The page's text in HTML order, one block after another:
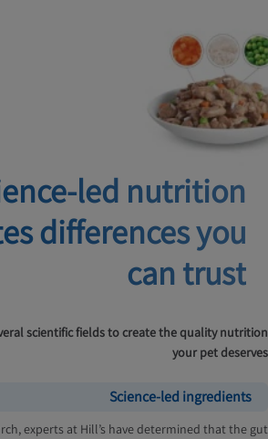
led nutrition
differences you
can trust
scientific fields to create the quality nutrition
your pet deserves
Science-led ingredients
experts at Hill’s have determined that the gut